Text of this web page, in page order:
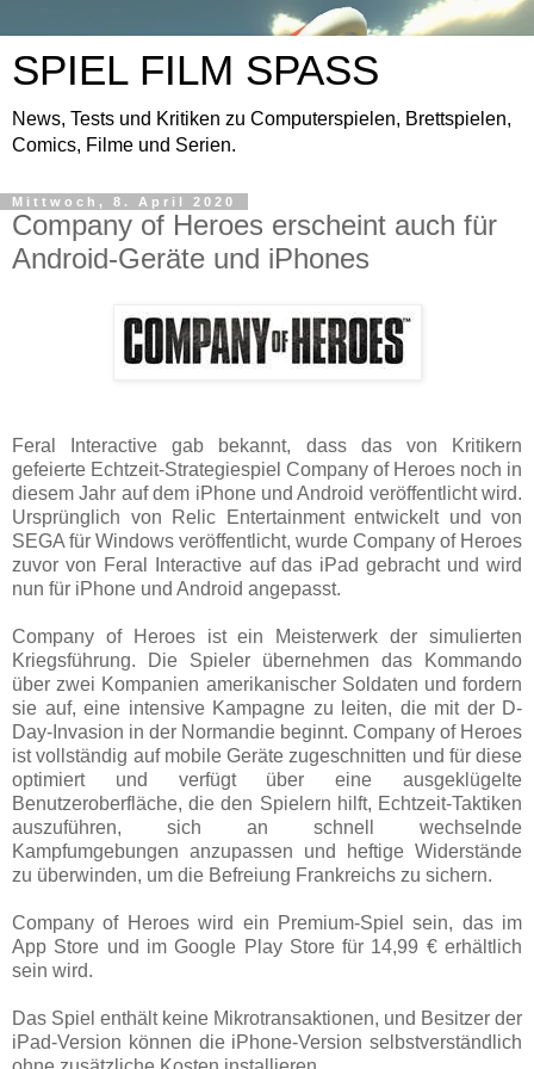
SPIEL FILM SPASS
News, Tests und Kritiken zu Computerspielen, Brettspielen,
Comics, Filme und Serien.
Mittwoch, 8. April 2020
Company of Heroes erscheint auch für
Android-Geräte und iPhones
Feral Interactive gab bekannt, dass das von Kritikern
gefeierte Echtzeit-Strategiespiel Company of Heroes noch in
diesem Jahr auf dem iPhone und Android veröffentlicht wird.
Ursprünglich von Relic Entertainment entwickelt und von
SEGA für Windows veröffentlicht, wurde Company of Heroes
zuvor von Feral Interactive auf das iPad gebracht und wird
nun für iPhone und Android angepasst.
Company of Heroes ist ein Meisterwerk der simulierten
Kriegsführung. Die Spieler übernehmen das Kommando
über zwei Kompanien amerikanischer Soldaten und fordern
sie auf, eine intensive Kampagne zu leiten, die mit der D-
Day-Invasion in der Normandie beginnt. Company of Heroes
ist vollständig auf mobile Geräte zugeschnitten und für diese
optimiert und verfügt über eine ausgeklügelte
Benutzeroberfläche, die den Spielern hilft, Echtzeit-Taktiken
auszuführen, sich an schnell wechselnde
Kampfumgebungen anzupassen und heftige Widerstände
zu überwinden, um die Befreiung Frankreichs zu sichern.
Company of Heroes wird ein Premium-Spiel sein, das im
App Store und im Google Play Store für 14,99 € erhältlich
sein wird.
Das Spiel enthält keine Mikrotransaktionen, und Besitzer der
iPad-Version können die iPhone-Version selbstverständlich